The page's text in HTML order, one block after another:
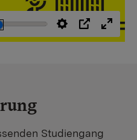
Einstellungen
PIP
Studiengang